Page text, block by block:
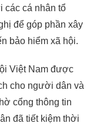
các cá nhân tổ
để góp phần xây
bảo hiểm xã hội.
Việt Nam được
cho người dân và
cổng thông tin
đã tiết kiệm thời